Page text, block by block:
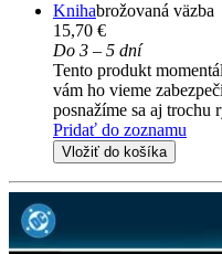
Knihabrožovaná väzba
15,70 €
Do 3 – 5 dní
Tento produkt
vám ho vieme
posnažíme sa aj trochu
Pridať do zoznamu
Vložiť do košíka